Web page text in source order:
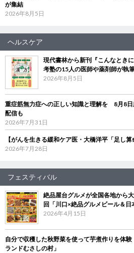
が集結
2026年8月5日
ヘルスケア
現代書林から新刊『こんなとき
考塾の15人の医師や薬剤師が執
2026年8月5日
重症筋無力症への正しい知識と理解を 8月8
配信も
2026年7月31日
【がんを生きる緩和ケア医・大橋洋平「足し
2026年7月28日
フェスティバル
絶品屋台グルメが全国各地から
回「川口×絶品グルメビール＆
2026年4月15日
自分で収穫した秋野菜を使って芋煮作りを体
ランドむさしの村」